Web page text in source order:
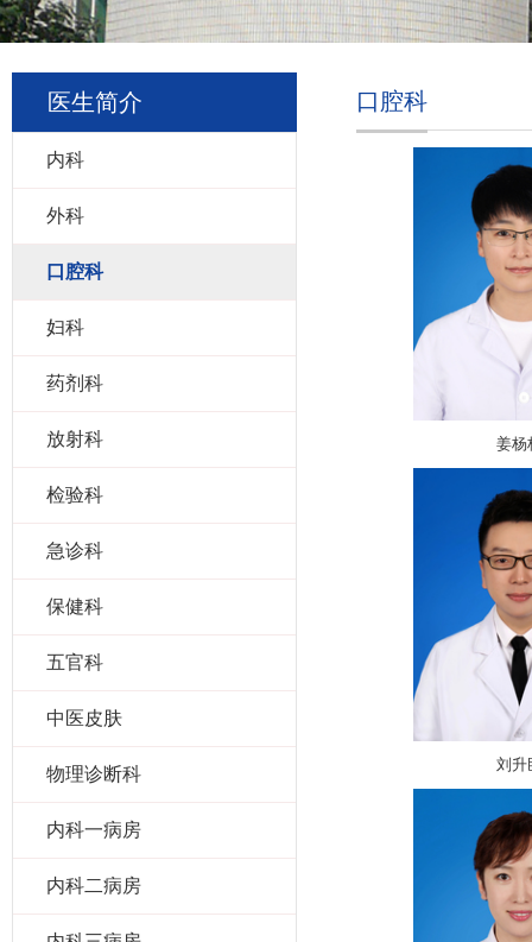
医生简介
内科
外科
口腔科
妇科
药剂科
放射科
检验科
急诊科
保健科
五官科
中医皮肤
物理诊断科
内科一病房
内科二病房
口腔科
姜杨
刘升